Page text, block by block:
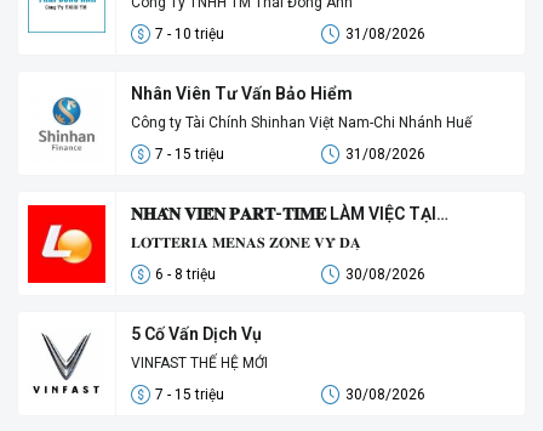
7 - 10 triệu
31/08/2026
Nhân Viên Tư Vấn Bảo Hiểm
Công ty Tài Chính Shinhan Việt Nam-Chi Nhánh Huế
7 - 15 triệu
31/08/2026
𝐍𝐇𝐀̂𝐍 𝐕𝐈𝐄̂𝐍 𝐏𝐀𝐑𝐓-𝐓𝐈𝐌𝐄 LÀM VIỆC TẠI
𝐋𝐎𝐓𝐓𝐄𝐑𝐈𝐀
𝐋𝐎𝐓𝐓𝐄𝐑𝐈𝐀 𝐌𝐄𝐍𝐀𝐒 𝐙𝐎𝐍𝐄 𝐕𝐘̃ 𝐃𝐀̣
6 - 8 triệu
30/08/2026
5 Cố Vấn Dịch Vụ
VINFAST THẾ HỆ MỚI
7 - 15 triệu
30/08/2026